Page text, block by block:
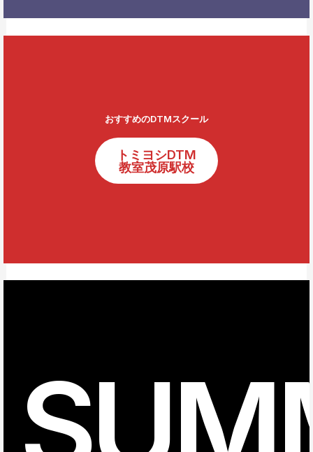
おすすめのDTMスクール
トミヨシDTM
教室茂原駅校